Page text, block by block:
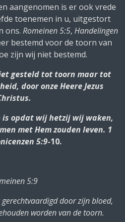
aangenomen is er ook vrede
toenemen in u, uitgestort
ons. Romeinen 5:5, Handelingen
bestemd voor de toorn van
zijn wij niet bestemd.
gesteld tot toorn maar tot
door onzeHeere Jezus
is opdat wij hetzij wij waken,
met Hem zouden leven. 1
5:9-10.
5:9
door zijn bloed,
worden van de toorn.